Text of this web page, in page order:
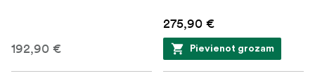
192,90 €
275,90 €
Pievienot grozam